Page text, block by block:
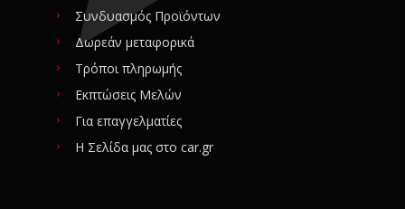
Συνδυασμός Προϊόντων
Δωρεάν μεταφορικά
Τρόποι πληρωμής
Εκπτώσεις Μελών
Για επαγγελματίες
Η Σελίδα μας στο car.gr